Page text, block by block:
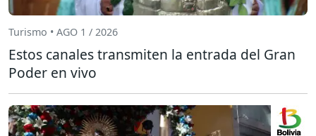
Turismo • AGO 1 / 2026
Estos canales transmiten la entrada del Gran
Poder en vivo